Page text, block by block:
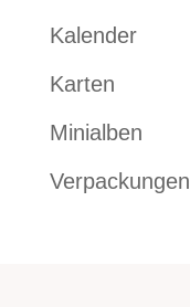
Kalender
Karten
Minialben
Verpackungen